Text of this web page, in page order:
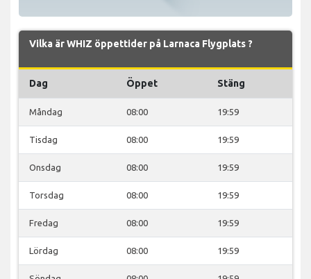
Vilka är WHIZ öppettider på Larnaca Flygplats ?
Dag Öppet Stäng
Måndag 08:00 19:59
Tisdag 08:00 19:59
Onsdag 08:00 19:59
Torsdag 08:00 19:59
Fredag 08:00 19:59
Lördag 08:00 19:59